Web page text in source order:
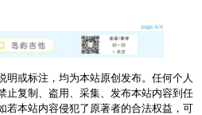
明或标注，均为本站原创发布。任何个人
止复制、盗用、采集、发布本站内容到任
若本站内容侵犯了原著者的合法权益，可